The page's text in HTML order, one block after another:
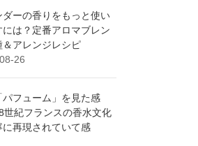
ダーの香りをもっと使い
には？定番アロマブレン
＆アレンジレシピ
26
パフューム」を見た感
世紀フランスの香水文化
に再現されていて感